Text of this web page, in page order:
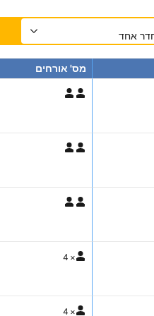
מס' אורחים
×
4
×
4